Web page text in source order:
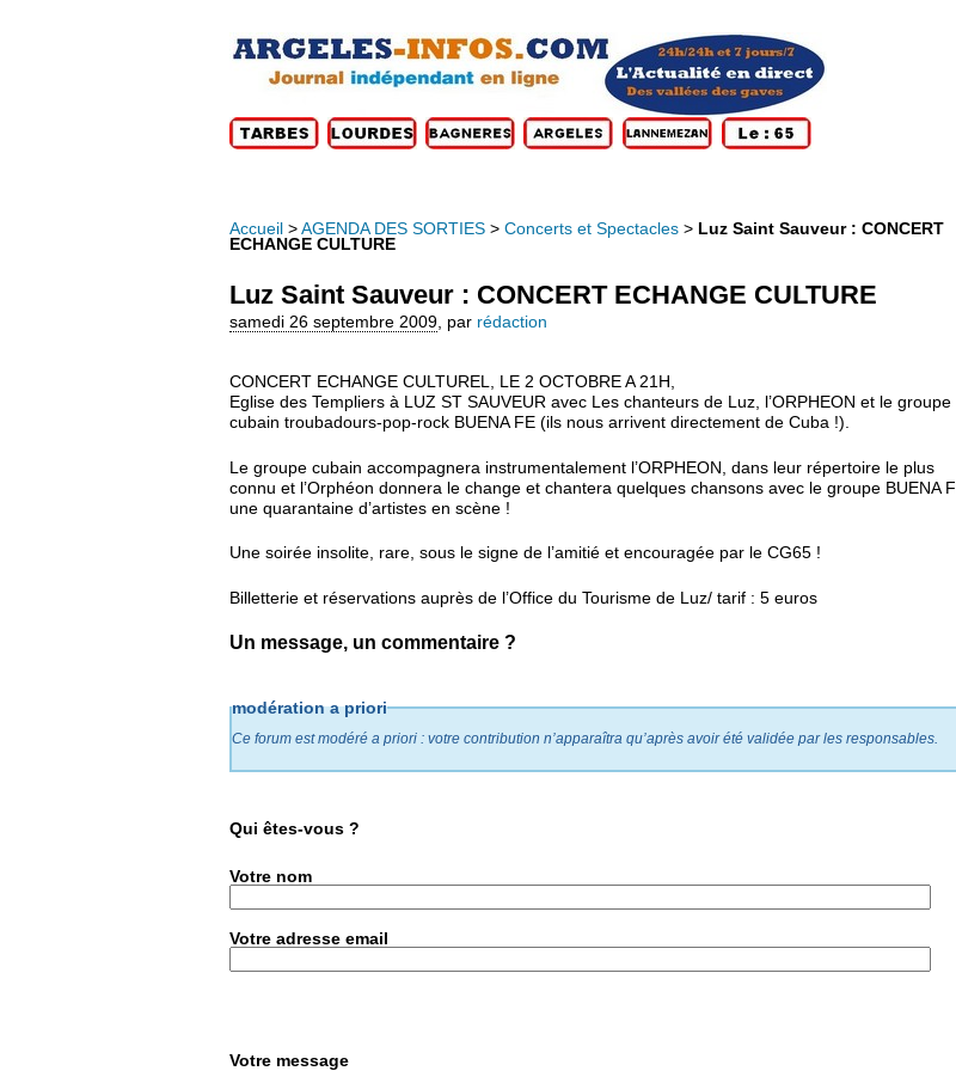
Accueil > AGENDA DES SORTIES > Concerts et Spectacles > Luz Saint Sauveur : CONCERT
ECHANGE CULTURE
Luz Saint Sauveur : CONCERT ECHANGE CULTURE
samedi 26 septembre 2009 par rédaction
CONCERT ECHANGE CULTUREL, LE 2 OCTOBRE A 21H,
Eglise des Templiers à LUZ ST SAUVEUR avec Les chanteurs de Luz, l’ORPHEON et le groupe
cubain troubadours-pop-rock BUENA FE (ils nous arrivent directement de Cuba !).
Le groupe cubain accompagnera instrumentalement l’ORPHEON, dans leur répertoire le plus
connu et l’Orphéon donnera le change et chantera quelques chansons avec le groupe BUENA
une quarantaine d’artistes en scène !
Une soirée insolite, rare, sous le signe de l’amitié et encouragée par le CG65 !
Billetterie et réservations auprès de l’Office du Tourisme de Luz/ tarif : 5 euros
Un message, un commentaire ?
modération a priori
Ce forum est modéré a priori : votre contribution n’apparaîtra qu’après avoir été validée par les responsables.
Qui êtes-vous ?
Votre nom
Votre adresse email
Votre message